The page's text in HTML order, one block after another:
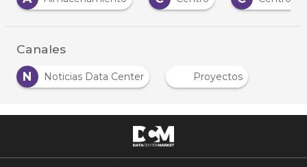
Canales
N
Noticias Data Center Proyectos